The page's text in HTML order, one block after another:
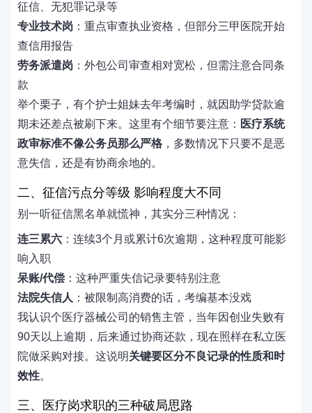
征信、无犯罪记录等
专业技术岗 ：重点审查执业资格，但部分三甲医院开始
查信用报告
劳务派遣岗 ：外包公司审查相对宽松，但需注意合同条
款
举个栗子，有个护士姐妹去年考编时，就因助学贷款逾
期未还差点被刷下来。这里有个细节要注意： 医疗系统
政审标准不像公务员那么严格 ，多数情况下只要不是恶
意失信，还是有协商余地的。
二、征信污点分等级 影响程度大不同
别一听征信黑名单就慌神，其实分三种情况：
连三累六 ：连续3个月或累计6次逾期，这种程度可能影
响入职
呆账/代偿 ：这种严重失信记录要特别注意
法院失信人 ：被限制高消费的话，考编基本没戏
我认识个医疗器械公司的销售主管，当年因创业失败有
90天以上逾期，后来通过协商还款，现在照样在私立医
院做采购对接。这说明关键要区分不良记录的性质和时
效性。
三、医疗岗求职的三种破局思路